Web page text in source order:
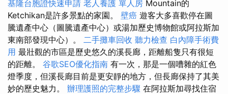
基隆台胞證快速申請 老人養護 單人房 Mountain的
Ketchikan是許多景點的家園。 壁癌 遊客大多喜歡停在圖
騰遺產中心（圖騰遺產中心）或湯加歷史博物館或阿拉斯加
東南部發現中心）。 二手攤車回收 聽力檢查 白內障手術費
用 最壯觀的市區是歷史悠久的溪長廊，距離船隻只有很短
的距離。 谷歌SEO優化指南 有一次，那是一個嘈雜的紅色
燈季度，但溪長廊目前是更安靜的地方，但長廊保持了其美
妙的歷史魅力。 辦理護照的完整步驟 在阿拉斯加尋找住宿